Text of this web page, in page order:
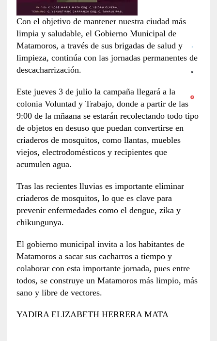
Con el objetivo de mantener nuestra ciudad más
limpia y saludable, el Gobierno Municipal de
Matamoros, a través de sus brigadas de salud y
limpieza, continúa con las jornadas permanentes de
descacharrización.
Este jueves 3 de julio la campaña llegará a la
colonia Voluntad y Trabajo, donde a partir de las
9:00 de la mñaana se estarán recolectando todo tipo
de objetos en desuso que puedan convertirse en
criaderos de mosquitos, como llantas, muebles
viejos, electrodomésticos y recipientes que
acumulen agua.
Tras las recientes lluvias es importante eliminar
criaderos de mosquitos, lo que es clave para
prevenir enfermedades como el dengue, zika y
chikungunya.
El gobierno municipal invita a los habitantes de
Matamoros a sacar sus cacharros a tiempo y
colaborar con esta importante jornada, pues entre
todos, se construye un Matamoros más limpio, más
sano y libre de vectores.
YADIRA ELIZABETH HERRERA MATA